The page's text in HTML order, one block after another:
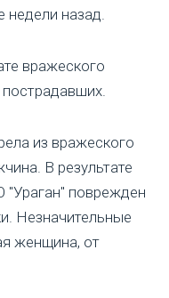
недели назад.
вражеского
пострадавших.
из вражеского
В результате
"Ураган" поврежден
Незначительные
женщина, от